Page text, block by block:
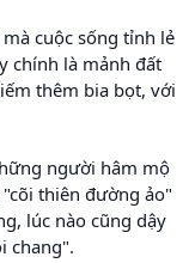
cuộc sống tỉnh lẻ
chính là mảnh đất
thêm bia bọt, với
người hâm mộ
thiên đường ảo"
lúc nào cũng dậy
chang".